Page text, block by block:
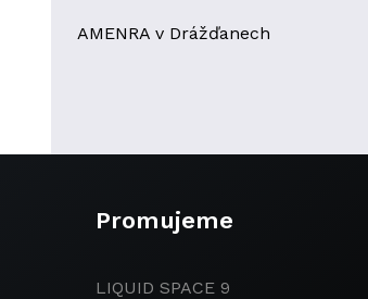
AMENRA v Drážďanech
Promujeme
LIQUID SPACE 9